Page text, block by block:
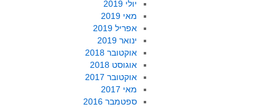
יולי 2019
מאי 2019
אפריל 2019
ינואר 2019
אוקטובר 2018
אוגוסט 2018
אוקטובר 2017
מאי 2017
ספטמבר 2016